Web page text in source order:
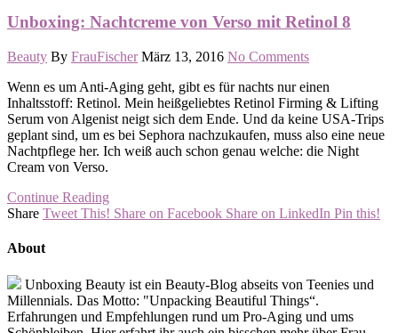
Unboxing: Nachtcreme von Verso mit Retinol 8
Beauty By FrauFischer März 13, 2016 No Comments
Wenn es um Anti-Aging geht, gibt es für nachts nur einen
Inhaltsstoff: Retinol. Mein heißgeliebtes Retinol Firming & Lifting
Serum von Algenist neigt sich dem Ende. Und da keine USA-Trips
geplant sind, um es bei Sephora nachzukaufen, muss also eine neue
Nachtpflege her. Ich weiß auch schon genau welche: die Night
Cream von Verso.
Continue Reading
Share Tweet This! Share on Facebook Share on LinkedIn Pin this!
About
Unboxing Beauty ist ein Beauty-Blog abseits von Teenies und
Millennials. Das Motto: "Unpacking Beautiful Things“.
Erfahrungen und Empfehlungen rund um Pro-Aging und ums